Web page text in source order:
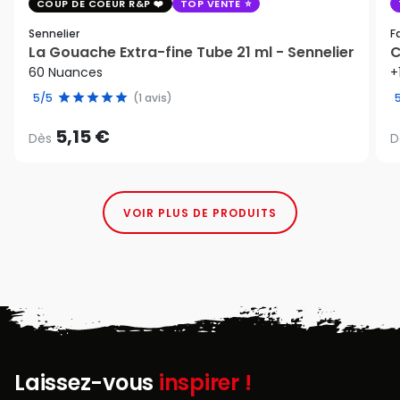
COUP DE COEUR R&P TOP VENTE
Sennelier
La Gouache Extra-fine Tube 21 ml - Sennelier
60 Nuances
5/5 (1 avis)
Dès 5,15 €
VOIR PLUS DE PRODUITS
Laissez-vous inspirer !